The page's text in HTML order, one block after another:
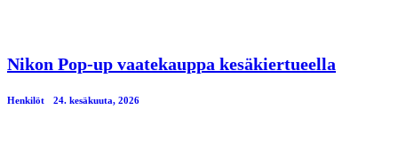
Nikon Pop-up vaatekauppa kesäkiertueella
Henkilöt 24. kesäkuuta, 2026